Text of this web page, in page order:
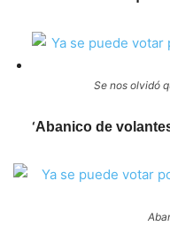
Se nos olvidó
‘Abanico de